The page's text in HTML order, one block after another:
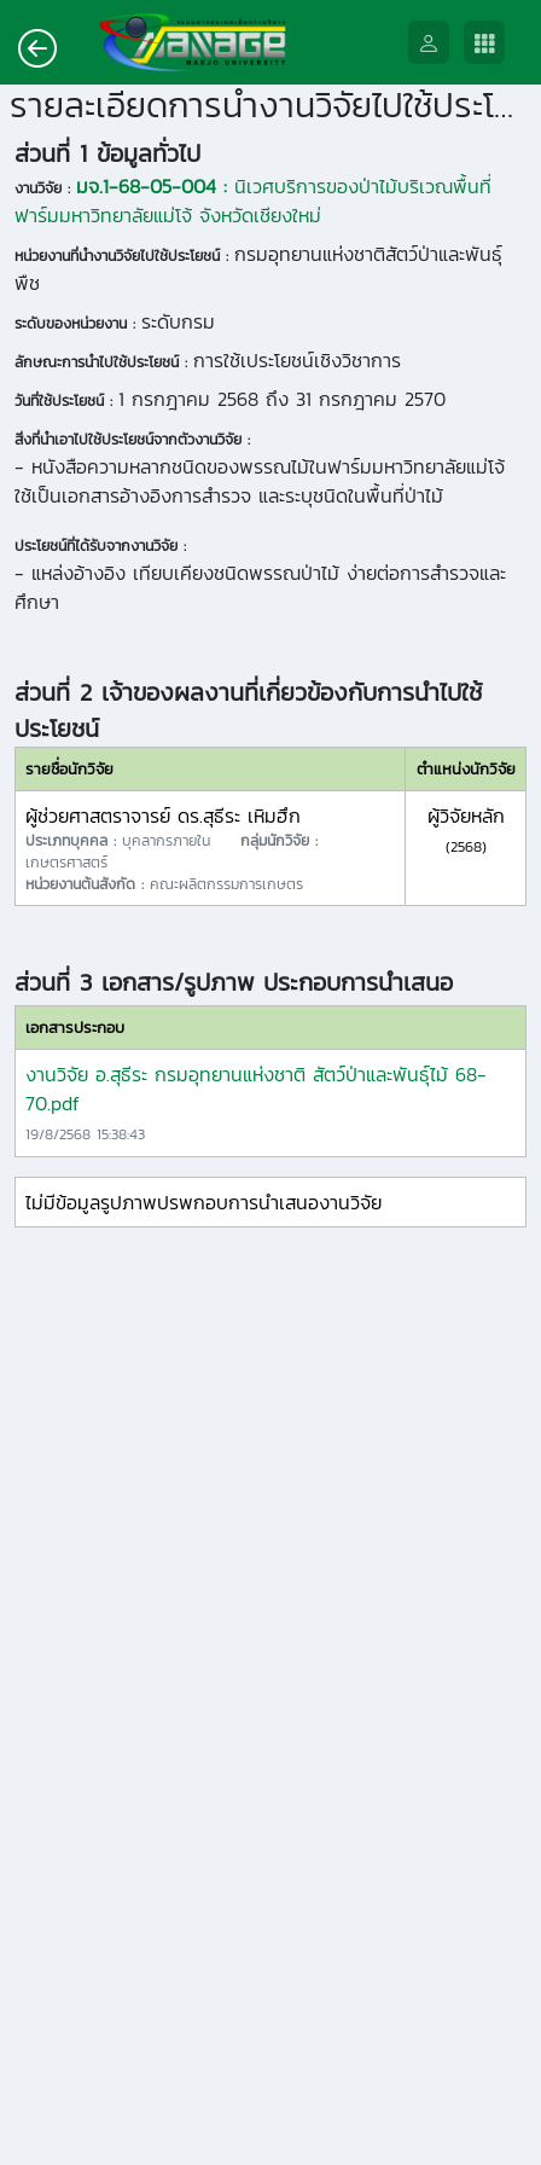
รายละเอียดการนำงานวิจัยไปใช้ประโยชน์
ส่วนที่ 1 ข้อมูลทั่วไป
งานวิจัย : มจ.1-68-05-004 : นิเวศบริการของป่าไม้บริเวณพื้นที่
ฟาร์มมหาวิทยาลัยแม่โจ้ จังหวัดเชียงใหม่
หน่วยงานที่นำงานวิจัยไปใช้ประโยชน์ : กรมอุทยานแห่งชาติสัตว์ป่าและพันธุ์
พืช
ระดับของหน่วยงาน : ระดับกรม
ลักษณะการนำไปใช้ประโยชน์ : การใช้เประโยชน์เชิงวิชาการ
วันที่ใช้ประโยชน์ : 1 กรกฎาคม 2568 ถึง 31 กรกฎาคม 2570
สิ่งที่นำเอาไปใช้ประโยชน์จากตัวงานวิจัย :
- หนังสือความหลากชนิดของพรรณไม้ในฟาร์มมหาวิทยาลัยแม่โจ้
ใช้เป็นเอกสารอ้างอิงการสำรวจ และระบุชนิดในพื้นที่ป่าไม้
ประโยชน์ที่ได้รับจากงานวิจัย :
- แหล่งอ้างอิง เทียบเคียงชนิดพรรณป่าไม้ ง่ายต่อการสำรวจและ
ศึกษา
ส่วนที่ 2 เจ้าของผลงานที่เกี่ยวข้องกับการนำไปใช้
ประโยชน์
รายชื่อนักวิจัย ตำแหน่งนักวิจัย
ผู้ช่วยศาสตราจารย์ ดร.สุธีระ เหิมฮึก
ประเภทบุคคล : บุคลากรภายใน กลุ่มนักวิจัย :
เกษตรศาสตร์
หน่วยงานต้นสังกัด : คณะผลิตกรรมการเกษตร
ผู้วิจัยหลัก
(2568)
ส่วนที่ 3 เอกสาร/รูปภาพ ประกอบการนำเสนอ
เอกสารประกอบ
งานวิจัย อ.สุธีระ กรมอุทยานแห่งชาติ สัตว์ป่าและพันธุ์ไม้ 68-
70.pdf
19/8/2568 15:38:43
ไม่มีข้อมูลรูปภาพปรพกอบการนำเสนองานวิจัย